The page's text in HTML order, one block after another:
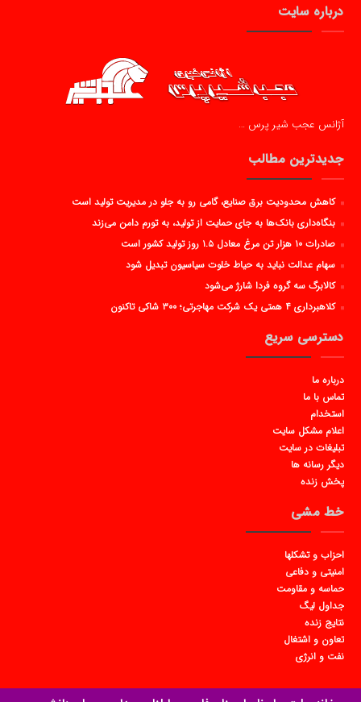
درباره سایت
آژانس عجب شیر پرس …
جدیدترین مطالب
کاهش محدودیت برق صنایع، گامی رو به جلو در مدیریت تولید است
بنگاه‌داری بانک‌ها به جای حمایت از تولید، به تورم دامن می‌زند
صادرات ۱۰ هزار تن مرغ معادل ۱.۵ روز تولید کشور است
سهام عدالت نباید به حیاط خلوت سیاسیون تبدیل شود
کالابرگ سه گروه فردا شارژ می‌شود
کلاهبرداری ۴ همتی یک شرکت مهاجرتی؛ ۳۰۰ شاکی تاکنون
دسترسی سریع
درباره ما
تماس با ما
استخدام
اعلام مشکل سایت
تبلیغات در سایت
دیگر رسانه ها
پخش زنده
خط مشی
احزاب و تشکلها
امنیتی و دفاعی
حماسه و مقاومت
جداول لیگ
نتایج زنده
تعاون و اشتغال
نفت و انرژی